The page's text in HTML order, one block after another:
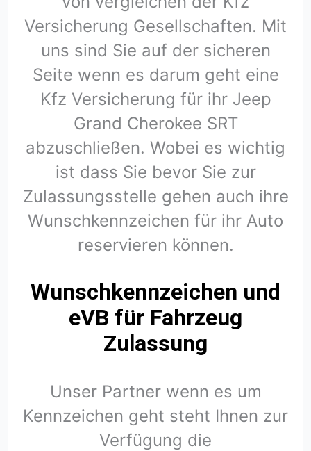
Versicherung Gesellschaften. Mit
uns sind Sie auf der sicheren
Seite wenn es darum geht eine
Kfz Versicherung für ihr Jeep
Grand Cherokee SRT
abzuschließen. Wobei es wichtig
ist dass Sie bevor Sie zur
Zulassungsstelle gehen auch ihre
Wunschkennzeichen für ihr Auto
reservieren können.
Wunschkennzeichen und
eVB für Fahrzeug
Zulassung
Unser Partner wenn es um
Kennzeichen geht steht Ihnen zur
Verfügung die